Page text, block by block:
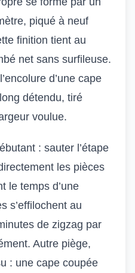
piqué à neuf
finition tient au
net sans surfileuse.
d’une cape
détendu, tiré
voulue.
: sauter l’étape
les pièces
le temps d’une
s’effilochent au
de zigzag par
Autre piège,
: une cape coupée